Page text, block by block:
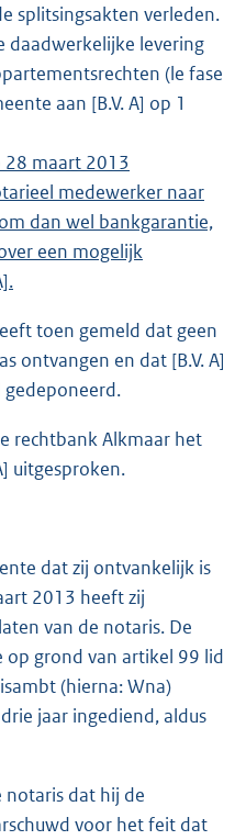
splitsingsakten verleden.
daadwerkelijke levering
(le fase
aan [B.V. A] op 1
28 maart 2013
medewerker naar
dan wel bankgarantie,
een mogelijk
toen gemeld dat geen
ontvangen en dat [B.V. A]
rechtbank Alkmaar het
uitgesproken.
dat zij ontvankelijk is
2013 heeft zij
van de notaris. De
op grond van artikel 99 lid
(hierna: Wna)
jaar ingediend, aldus
notaris dat hij de
voor het feit dat